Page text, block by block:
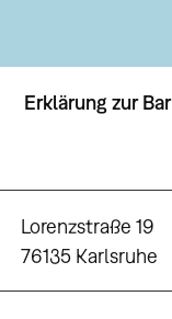
Erklärung zur
Lorenzstraße 19
76135 Karlsruhe